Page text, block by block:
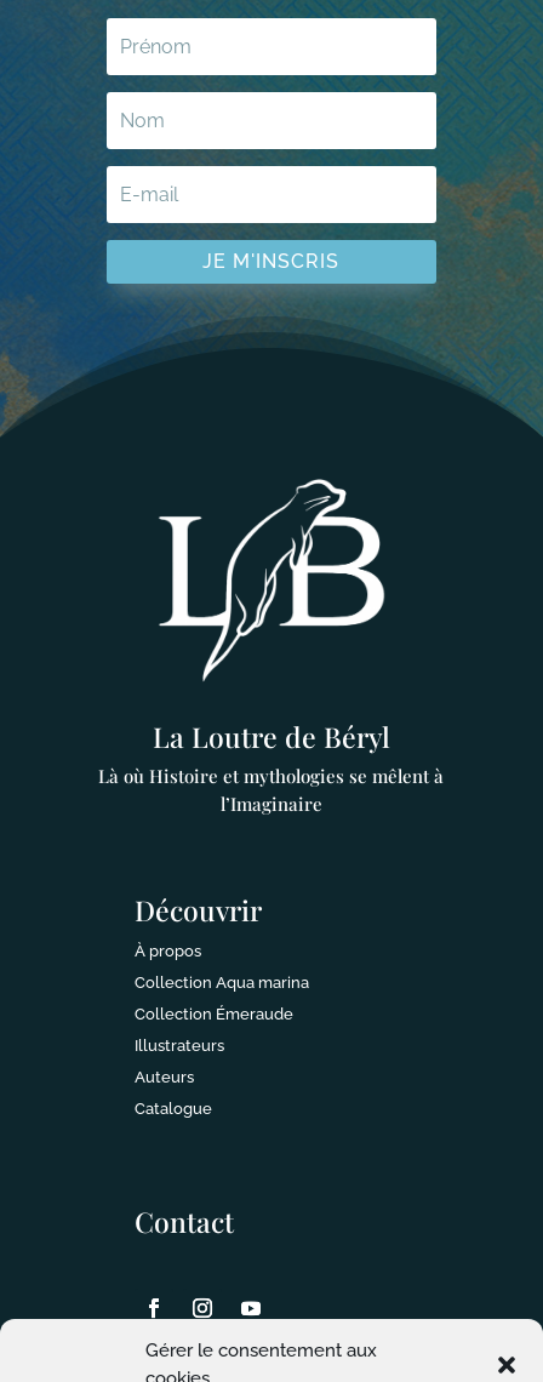
Gérer le consentement aux
JE M'INSCRIS
La Loutre de Béryl
Là où Histoire et mythologies se mêlent à
l’Imaginaire
Découvrir
À propos
Collection Aqua marina
Collection Émeraude
Illustrateurs
Auteurs
Catalogue
Contact